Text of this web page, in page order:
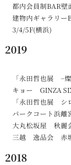
都内会員制BAR
建物内ギャラリ
3/4/5F(横浜)
2019
「永田哲也展 −
キョー GINZA
「永田哲也展 シ
パークコート浜離
大丸松坂屋 秋麗
三越 逸品会 赤坂
2018